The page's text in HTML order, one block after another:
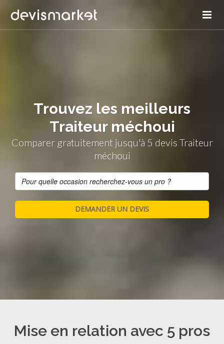
Trouvez les meilleurs
Traiteur méchoui
Comparer gratuitement jusqu'à 5 devis Traiteur
méchoui
Mise en relation avec 5 pros